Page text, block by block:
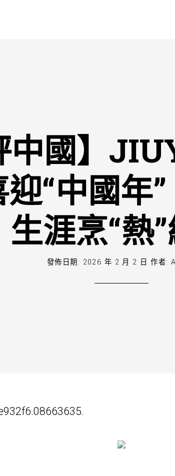
中國】
“中國年
生涯烹“熱
發佈日期: 2026 年 2 月 2 日 作者: